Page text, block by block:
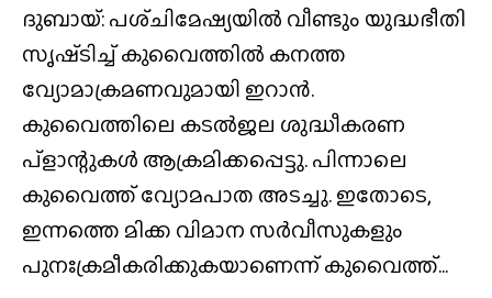
ദുബായ്: പശ്‌ചിമേഷ്യയിൽ വീണ്ടും യുദ്ധഭീതി
സൃഷ്‌ടിച്ച് കുവൈത്തിൽ കനത്ത
വ്യോമാക്രമണവുമായി ഇറാൻ.
കുവൈത്തിലെ കടൽജല ശുദ്ധീകരണ
പ്ളാന്റുകൾ ആക്രമിക്കപ്പെട്ടു. പിന്നാലെ
കുവൈത്ത് വ്യോമപാത അടച്ചു. ഇതോടെ,
ഇന്നത്തെ മിക്ക വിമാന സർവീസുകളും
പുനഃക്രമീകരിക്കുകയാണെന്ന് കുവൈത്ത്...